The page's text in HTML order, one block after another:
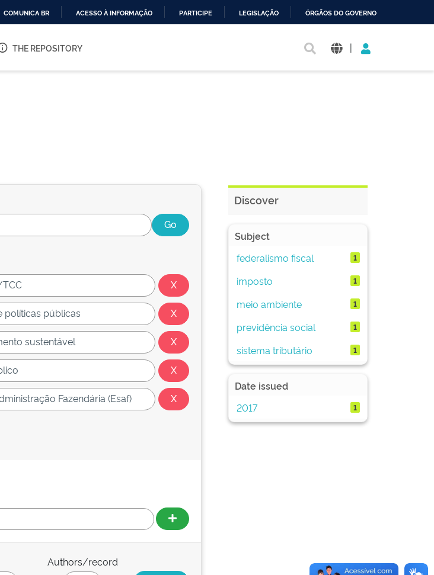
O
COMUNICA BR ACESSO À INFORMAÇÃO PARTICIPE LEGISLAÇÃO ÓRGÃOS DO GOVERNO
THE REPOSITORY |
Authors/record
Discover
Subject
federalismo fiscal
1
imposto 1
meio ambiente 1
previdência social 1
sistema tributário 1
Date issued
2017
1